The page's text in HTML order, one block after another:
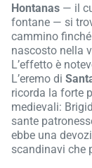
Hontanas — il
fontane — si
cammino
nascosto nella
L’effetto è
L’eremo di
ricorda la forte
medievali:
sante
ebbe una
scandinavi che